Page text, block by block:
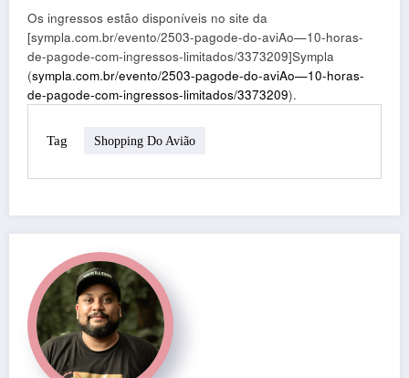
Os ingressos estão disponíveis no site da
[sympla.com.br/evento/2503-pagode-do-aviAo—10-horas-
de-pagode-com-ingressos-limitados/3373209]Sympla
(sympla.com.br/evento/2503-pagode-do-aviAo—10-horas-
de-pagode-com-ingressos-limitados/3373209).
Tag Shopping Do Avião